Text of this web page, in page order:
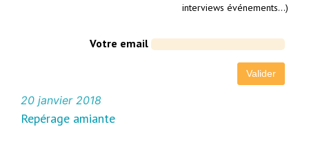
interviews événements…)
Votre email
20 janvier 2018
Repérage amiante